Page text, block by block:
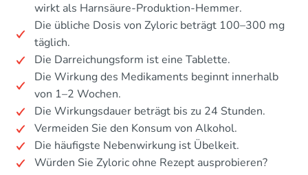
wirkt als Harnsäure-Produktion-Hemmer.
Die übliche Dosis von Zyloric beträgt 100–300 mg
täglich.
Die Darreichungsform ist eine Tablette.
Die Wirkung des Medikaments beginnt innerhalb
von 1–2 Wochen.
Die Wirkungsdauer beträgt bis zu 24 Stunden.
Vermeiden Sie den Konsum von Alkohol.
Die häufigste Nebenwirkung ist Übelkeit.
Würden Sie Zyloric ohne Rezept ausprobieren?